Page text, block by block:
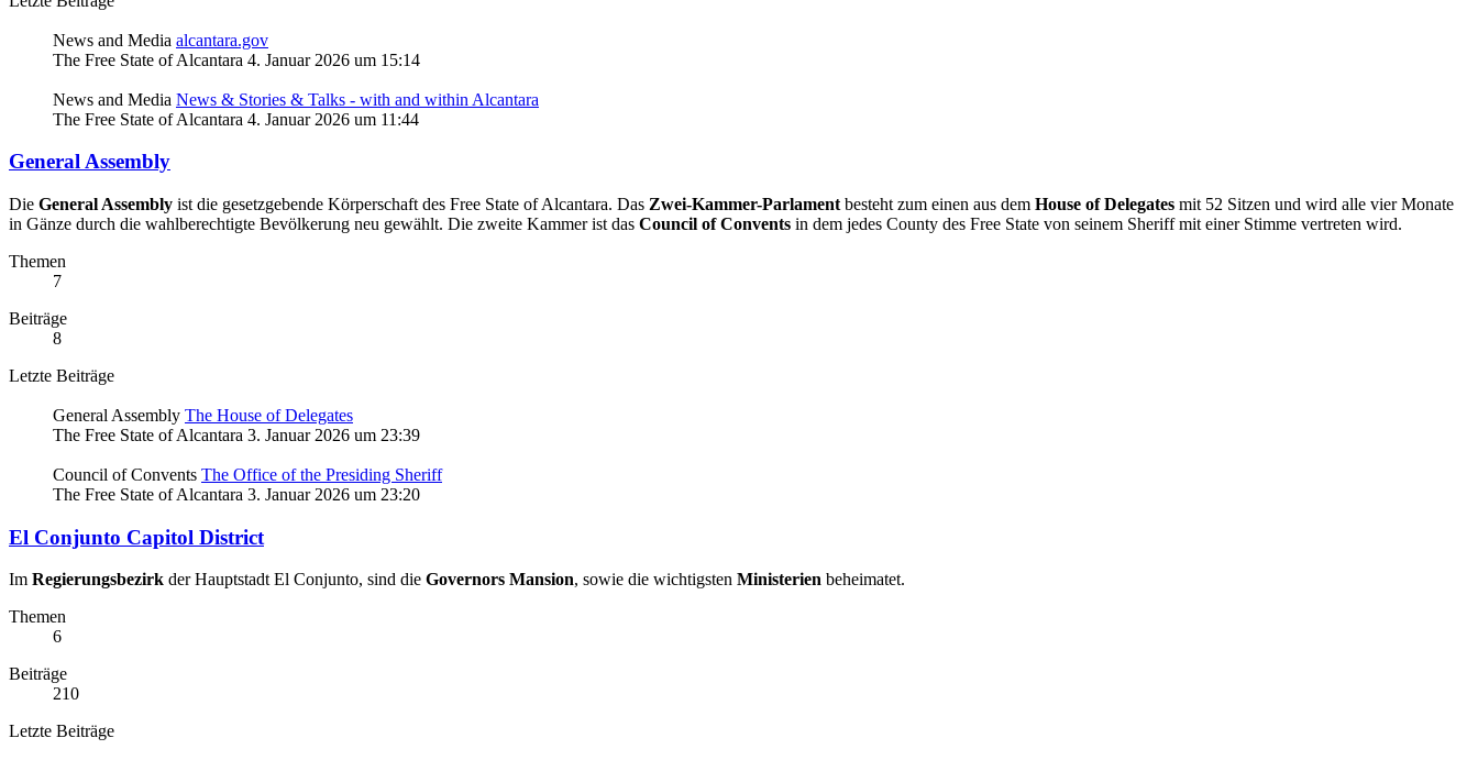
News and Media alcantara.gov
The Free State of Alcantara 4. Januar 2026 um 15:14
News and Media News & Stories & Talks - with and within Alcantara
The Free State of Alcantara 4. Januar 2026 um 11:44
General Assembly
Die General Assembly ist die gesetzgebende Körperschaft des Free State of Alcantara. Das Zwei-Kammer-Parlament besteht zum einen aus dem House of Delegates mit 52 Sitzen und wird alle vier Monate
in Gänze durch die wahlberechtigte Bevölkerung neu gewählt. Die zweite Kammer ist das Council of Convents in dem jedes County des Free State von seinem Sheriff mit einer Stimme vertreten wird.
Themen
7
Beiträge
8
Letzte Beiträge
General Assembly The House of Delegates
The Free State of Alcantara 3. Januar 2026 um 23:39
Council of Convents The Office of the Presiding Sheriff
The Free State of Alcantara 3. Januar 2026 um 23:20
El Conjunto Capitol District
Im Regierungsbezirk der Hauptstadt El Conjunto, sind die Governors Mansion, sowie die wichtigsten Ministerien beheimatet.
Themen
6
Beiträge
210
Letzte Beiträge